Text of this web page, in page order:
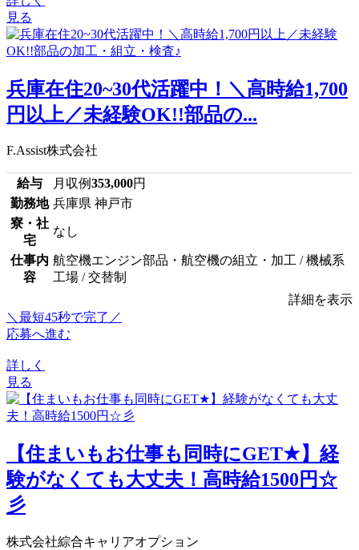
見る
兵庫在住20~30代活躍中！＼高時給1,700
円以上／未経験OK!!部品の...
F.Assist株式会社
給与 月収例353,000円
勤務地 兵庫県 神戸市
寮・社
宅
なし
仕事内
容
航空機エンジン部品・航空機の組立・加工 / 機械系
工場 / 交替制
詳細を表示
＼最短45秒で完了／
応募へ進む
詳しく
見る
【住まいもお仕事も同時にGET★】経
験がなくても大丈夫！高時給1500円☆
彡
株式会社綜合キャリアオプション